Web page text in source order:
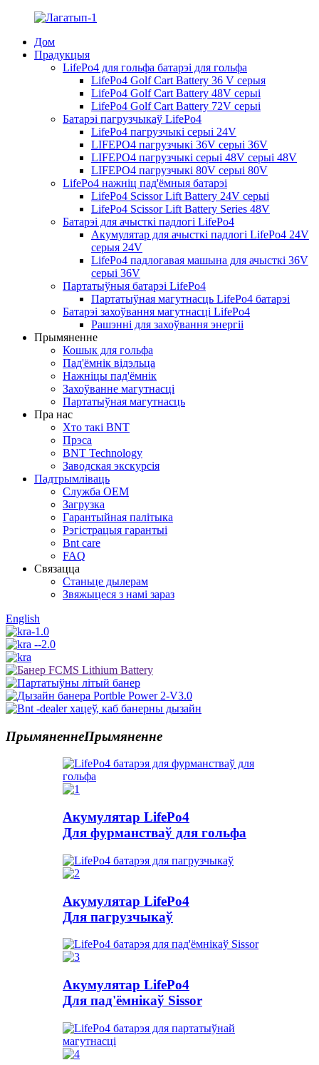
Дом
Прадукцыя
LifePo4 для гольфа батарэі для гольфа
LifePo4 Golf Cart Battery 36 V серыя
LifePo4 Golf Cart Battery 48V серыі
LifePo4 Golf Cart Battery 72V серыі
Батарэі пагрузчыкаў LifePo4
LifePo4 пагрузчыкі серыі 24V
LIFEPO4 пагрузчыкі 36V серыі 36V
LIFEPO4 пагрузчыкі серыі 48V серыі 48V
LIFEPO4 пагрузчыкі 80V серыі 80V
LifePo4 нажніц пад'ёмныя батарэі
LifePo4 Scissor Lift Battery 24V серыі
LifePo4 Scissor Lift Battery Series 48V
Батарэі для ачысткі падлогі LifePo4
Акумулятар для ачысткі падлогі LifePo4 24V
серыя 24V
LifePo4 падлогавая машына для ачысткі 36V
серыі 36V
Партатыўныя батарэі LifePo4
Партатыўная магутнасць LifePo4 батарэі
Батарэі захоўвання магутнасці LifePo4
Рашэнні для захоўвання энергіі
Прымяненне
Кошык для гольфа
Пад'ёмнік відэльца
Нажніцы пад'ёмнік
Захоўванне магутнасці
Партатыўная магутнасць
Пра нас
Хто такі BNT
Прэса
BNT Technology
Заводская экскурсія
Падтрымліваць
Служба OEM
Загрузка
Гарантыйная палітыка
Рэгістрацыя гарантыі
Bnt care
FAQ
Связацца
Станьце дылерам
Звяжыцеся з намі зараз
English
ПрымяненнеПрымяненне
Акумулятар LifePo4
Для фурманстваў для гольфа
Акумулятар LifePo4
Для пагрузчыкаў
Акумулятар LifePo4
Для пад'ёмнікаў Sissor